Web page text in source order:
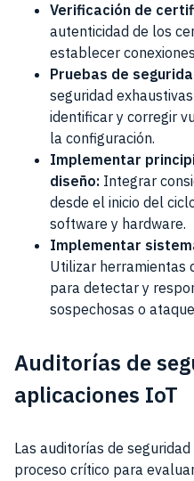
Verificación de
autenticidad de los
establecer
Pruebas de
seguridad
identificar y corregir
la configuración.
Implementar
diseño: Integrar
desde el inicio del
software y hardware.
Implementar
Utilizar herramientas
para detectar y
sospechosas o
Auditorías de
aplicaciones IoT
Las auditorías de
proceso crítico para